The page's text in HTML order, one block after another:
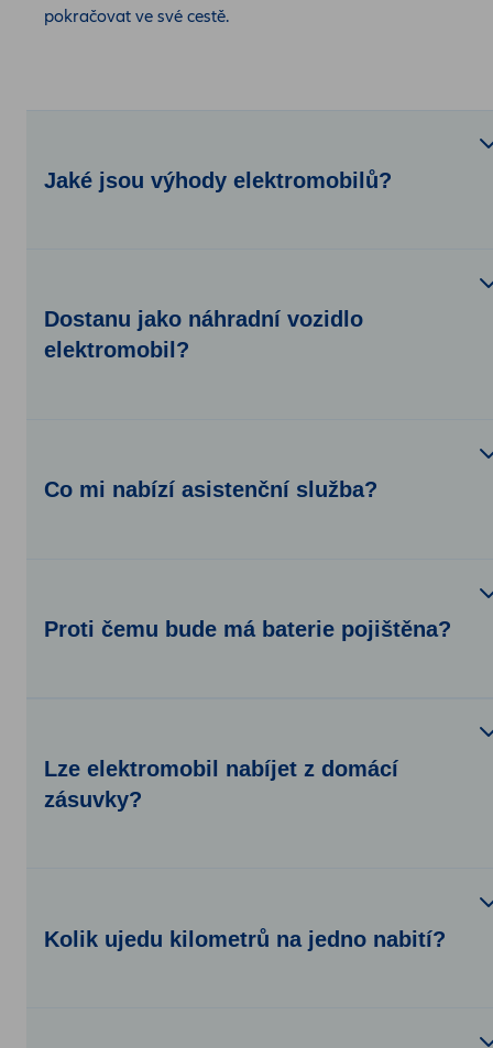
pokračovat ve své cestě.
Jaké jsou výhody elektromobilů?
Dostanu jako náhradní vozidlo
elektromobil?
Co mi nabízí asistenční služba?
Proti čemu bude má baterie pojištěna?
Lze elektromobil nabíjet z domácí
zásuvky?
Kolik ujedu kilometrů na jedno nabití?